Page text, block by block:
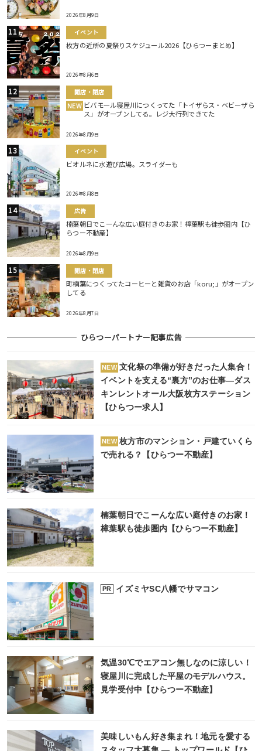
2026年8月9日
イベント
枚方の近所の夏祭りスケジュール2026【ひらつーまとめ】
2026年8月6日
開店・閉店
NEW ビバモール寝屋川につくってた「トイザらス・ベビーザら
ス」がオープンしてる。レジ大行列できてた
2026年8月9日
イベント
ビオルネに水遊び広場。スライダーも
2026年8月8日
広告
楠葉朝日でこーんな広い庭付きのお家！樟葉駅も徒歩圏内【ひ
らつー不動産】
2026年8月9日
開店・閉店
町楠葉につくってたコーヒーと雑貨のお店「koru;」がオープン
してる
2026年8月7日
ひらつーパートナー記事広告
NEW 文化祭の準備が好きだった人集合！
イベントを支える“裏方”のお仕事―ダス
キンレントオール大阪枚方ステーション
【ひらつー求人】
NEW 枚方市のマンション・戸建ていくら
で売れる？【ひらつー不動産】
楠葉朝日でこーんな広い庭付きのお家！
樟葉駅も徒歩圏内【ひらつー不動産】
PR イズミヤSC八幡でサマコン
気温30℃でエアコン無しなのに涼しい！
寝屋川に完成した平屋のモデルハウス。
見学受付中【ひらつー不動産】
美味しいもん好き集まれ！地元を愛する